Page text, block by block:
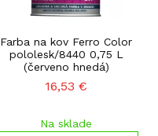
Farba na kov Ferro Color
pololesk/8440 0,75 L
(červeno hnedá)
16,53 €
Na sklade